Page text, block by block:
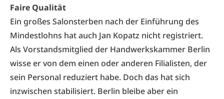
Faire Qualität
Ein großes Salonsterben nach der Einführung des
Mindestlohns hat auch Jan Kopatz nicht registriert.
Als Vorstandsmitglied der Handwerkskammer Berlin
wisse er von dem einen oder anderen Filialisten, der
sein Personal reduziert habe. Doch das hat sich
inzwischen stabilisiert. Berlin bleibe aber ein